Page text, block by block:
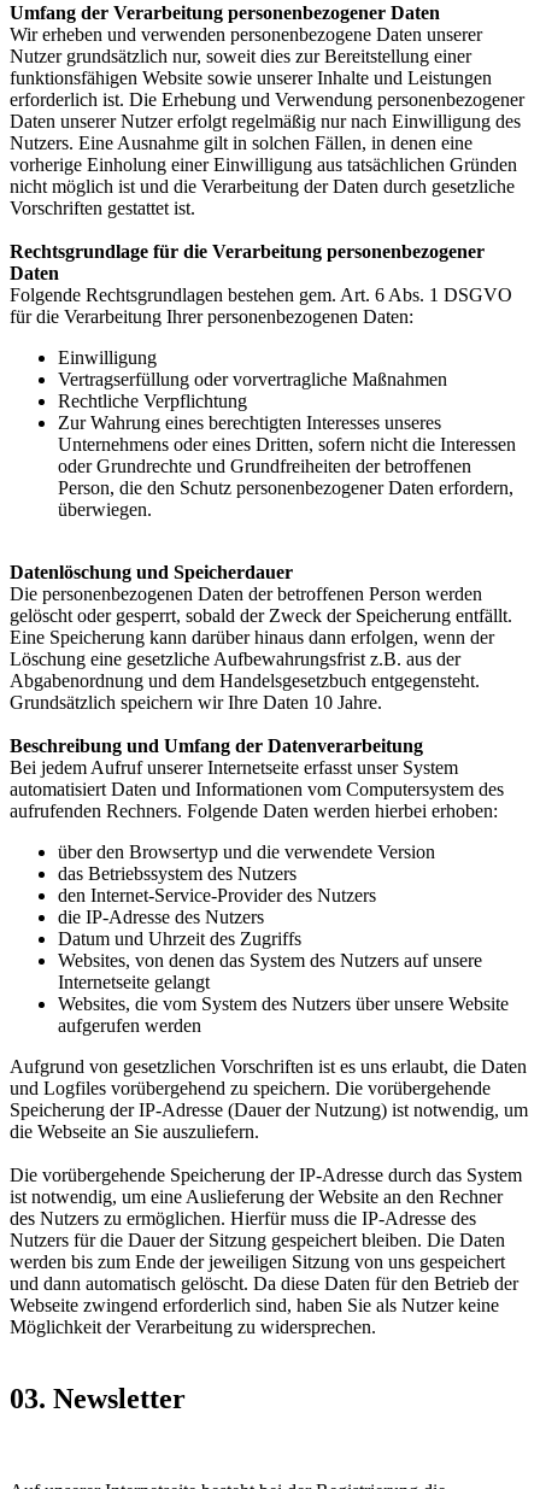
Umfang der Verarbeitung personenbezogener Daten
Wir erheben und verwenden personenbezogene Daten unserer
Nutzer grundsätzlich nur, soweit dies zur Bereitstellung einer
funktionsfähigen Website sowie unserer Inhalte und Leistungen
erforderlich ist. Die Erhebung und Verwendung personenbezogener
Daten unserer Nutzer erfolgt regelmäßig nur nach Einwilligung des
Nutzers. Eine Ausnahme gilt in solchen Fällen, in denen eine
vorherige Einholung einer Einwilligung aus tatsächlichen Gründen
nicht möglich ist und die Verarbeitung der Daten durch gesetzliche
Vorschriften gestattet ist.
Rechtsgrundlage für die Verarbeitung personenbezogener
Daten
Folgende Rechtsgrundlagen bestehen gem. Art. 6 Abs. 1 DSGVO
für die Verarbeitung Ihrer personenbezogenen Daten:
Einwilligung
Vertragserfüllung oder vorvertragliche Maßnahmen
Rechtliche Verpflichtung
Zur Wahrung eines berechtigten Interesses unseres
Unternehmens oder eines Dritten, sofern nicht die Interessen
oder Grundrechte und Grundfreiheiten der betroffenen
Person, die den Schutz personenbezogener Daten erfordern,
überwiegen.
Datenlöschung und Speicherdauer
Die personenbezogenen Daten der betroffenen Person werden
gelöscht oder gesperrt, sobald der Zweck der Speicherung entfällt.
Eine Speicherung kann darüber hinaus dann erfolgen, wenn der
Löschung eine gesetzliche Aufbewahrungsfrist z.B. aus der
Abgabenordnung und dem Handelsgesetzbuch entgegensteht.
Grundsätzlich speichern wir Ihre Daten 10 Jahre.
Beschreibung und Umfang der Datenverarbeitung
Bei jedem Aufruf unserer Internetseite erfasst unser System
automatisiert Daten und Informationen vom Computersystem des
aufrufenden Rechners. Folgende Daten werden hierbei erhoben:
über den Browsertyp und die verwendete Version
das Betriebssystem des Nutzers
den Internet-Service-Provider des Nutzers
die IP-Adresse des Nutzers
Datum und Uhrzeit des Zugriffs
Websites, von denen das System des Nutzers auf unsere
Internetseite gelangt
Websites, die vom System des Nutzers über unsere Website
aufgerufen werden
Aufgrund von gesetzlichen Vorschriften ist es uns erlaubt, die Daten
und Logfiles vorübergehend zu speichern. Die vorübergehende
Speicherung der IP-Adresse (Dauer der Nutzung) ist notwendig, um
die Webseite an Sie auszuliefern.
Die vorübergehende Speicherung der IP-Adresse durch das System
ist notwendig, um eine Auslieferung der Website an den Rechner
des Nutzers zu ermöglichen. Hierfür muss die IP-Adresse des
Nutzers für die Dauer der Sitzung gespeichert bleiben. Die Daten
werden bis zum Ende der jeweiligen Sitzung von uns gespeichert
und dann automatisch gelöscht. Da diese Daten für den Betrieb der
Webseite zwingend erforderlich sind, haben Sie als Nutzer keine
Möglichkeit der Verarbeitung zu widersprechen.
03. Newsletter